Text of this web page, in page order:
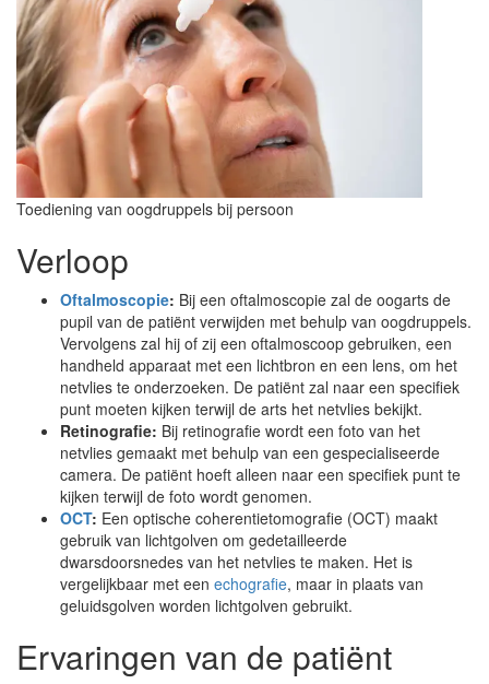
Toediening van oogdruppels bij persoon
Verloop
Oftalmoscopie: Bij een oftalmoscopie zal de oogarts de
pupil van de patiënt verwijden met behulp van oogdruppels.
Vervolgens zal hij of zij een oftalmoscoop gebruiken, een
handheld apparaat met een lichtbron en een lens, om het
netvlies te onderzoeken. De patiënt zal naar een specifiek
punt moeten kijken terwijl de arts het netvlies bekijkt.
Retinografie: Bij retinografie wordt een foto van het
netvlies gemaakt met behulp van een gespecialiseerde
camera. De patiënt hoeft alleen naar een specifiek punt te
kijken terwijl de foto wordt genomen.
OCT: Een optische coherentietomografie (OCT) maakt
gebruik van lichtgolven om gedetailleerde
dwarsdoorsnedes van het netvlies te maken. Het is
vergelijkbaar met een echografie, maar in plaats van
geluidsgolven worden lichtgolven gebruikt.
Ervaringen van de patiënt